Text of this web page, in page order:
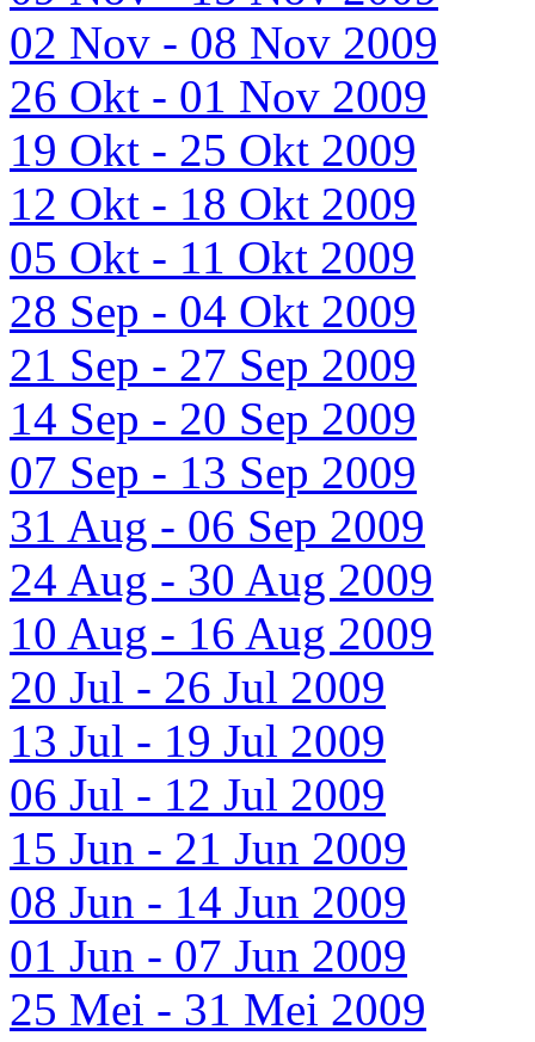
02 Nov - 08 Nov 2009
26 Okt - 01 Nov 2009
19 Okt - 25 Okt 2009
12 Okt - 18 Okt 2009
05 Okt - 11 Okt 2009
28 Sep - 04 Okt 2009
21 Sep - 27 Sep 2009
14 Sep - 20 Sep 2009
07 Sep - 13 Sep 2009
31 Aug - 06 Sep 2009
24 Aug - 30 Aug 2009
10 Aug - 16 Aug 2009
20 Jul - 26 Jul 2009
13 Jul - 19 Jul 2009
06 Jul - 12 Jul 2009
15 Jun - 21 Jun 2009
08 Jun - 14 Jun 2009
01 Jun - 07 Jun 2009
25 Mei - 31 Mei 2009